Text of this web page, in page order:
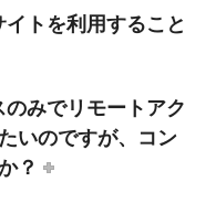
トを利用すること
みでリモートアク
いのですが、コン
？